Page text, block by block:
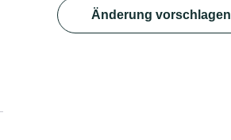
Änderung vorschlagen